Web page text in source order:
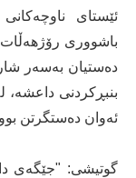
ئێستای
دەستیان بەسەر
بنبڕکردنی داعشە،
ئەوان دەستگرتن
گوتیشی: "جێگەی